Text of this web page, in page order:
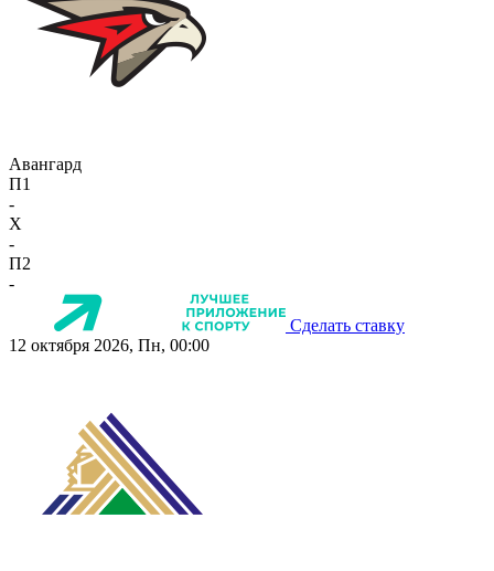
Авангард
П1
-
X
-
П2
-
Сделать ставку
12 октября 2026, Пн, 00:00